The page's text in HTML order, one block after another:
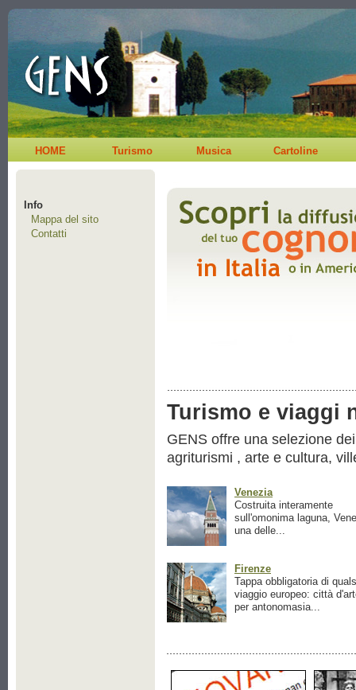
HOME Turismo Musica Cartoline
Info
Mappa del sito
Contatti
Turismo e viaggi
GENS offre una selezione
agriturismi , arte e cultura,
Venezia
Costruita interamente
sull'omonima laguna,
una delle...
Firenze
Tappa obbligatoria di
viaggio europeo: città
per antonomasia...